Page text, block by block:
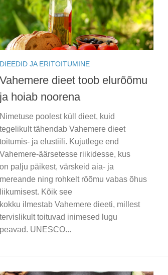
DIEEDID JA ERITOITUMINE
Vahemere dieet toob elurõõmu
ja hoiab noorena
Nimetuse poolest küll dieet, kuid
tegelikult tähendab Vahemere dieet
toitumis- ja elustiili. Kujutlege end
Vahemere-äärsetesse riikidesse, kus
on palju päikest, värskeid aia- ja
mereande ning rohkelt rõõmu vabas õhus
liikumisest. Kõik see
kokku ilmestab Vahemere dieeti, millest
tervislikult toituvad inimesed lugu
peavad. UNESCO...